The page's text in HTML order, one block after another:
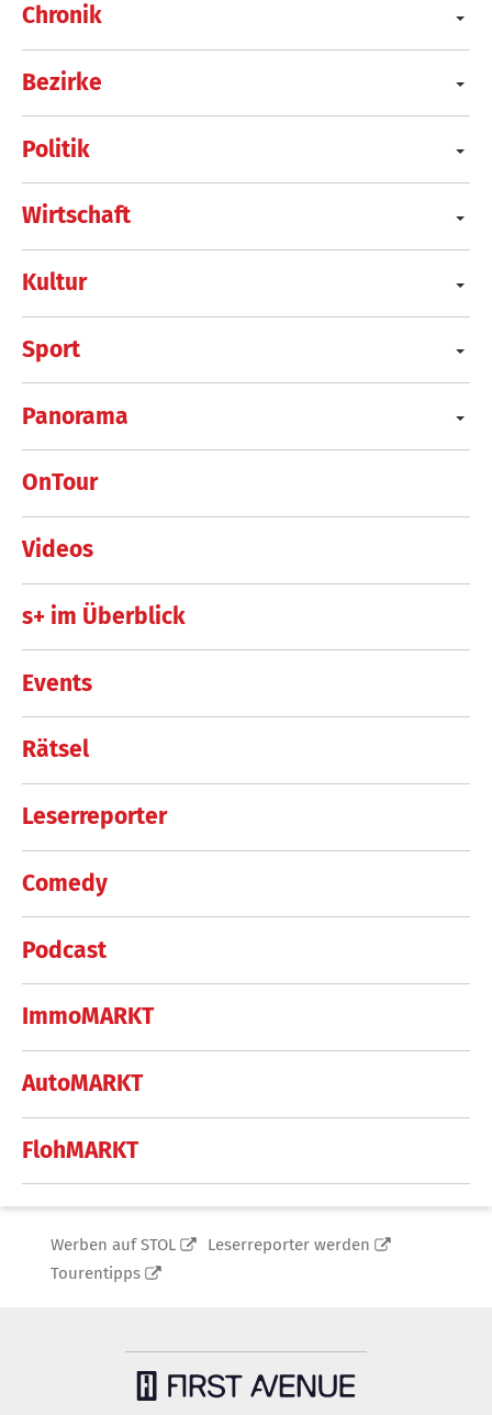
Chronik
Bezirke
Politik
Wirtschaft
Kultur
Sport
Panorama
OnTour
Videos
s+ im Überblick
Events
Rätsel
Leserreporter
Comedy
Podcast
ImmoMARKT
AutoMARKT
FlohMARKT
Werben auf STOL
Leserreporter werden
Tourentipps